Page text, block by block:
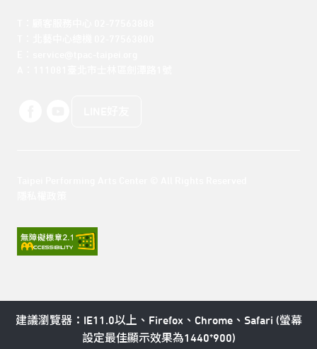
建議瀏覽器：IE11.0以上、Firefox、Chrome、Safari (螢幕
設定最佳顯示效果為1440*900)